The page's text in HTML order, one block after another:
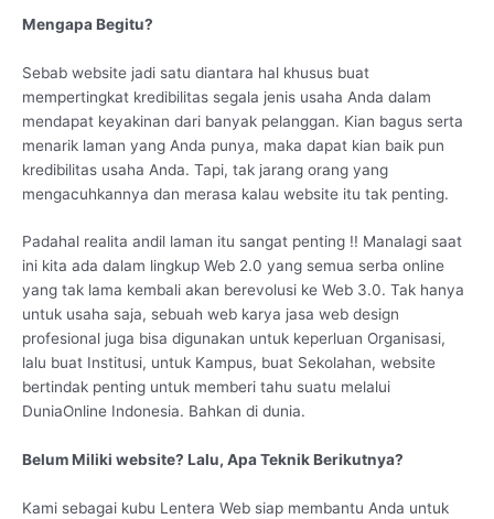
Mengapa Begitu?
Sebab website jadi satu diantara hal khusus buat
mempertingkat kredibilitas segala jenis usaha Anda dalam
mendapat keyakinan dari banyak pelanggan. Kian bagus serta
menarik laman yang Anda punya, maka dapat kian baik pun
kredibilitas usaha Anda. Tapi, tak jarang orang yang
mengacuhkannya dan merasa kalau website itu tak penting.
Padahal realita andil laman itu sangat penting !! Manalagi saat
ini kita ada dalam lingkup Web 2.0 yang semua serba online
yang tak lama kembali akan berevolusi ke Web 3.0. Tak hanya
untuk usaha saja, sebuah web karya jasa web design
profesional juga bisa digunakan untuk keperluan Organisasi,
lalu buat Institusi, untuk Kampus, buat Sekolahan, website
bertindak penting untuk memberi tahu suatu melalui
DuniaOnline Indonesia. Bahkan di dunia.
Belum Miliki website? Lalu, Apa Teknik Berikutnya?
Kami sebagai kubu Lentera Web siap membantu Anda untuk